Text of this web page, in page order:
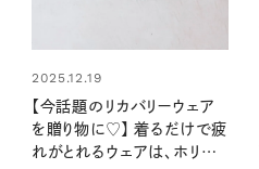
2025.12.19
【今話題のリカバリーウェア
を贈り物に♡】 着るだけで疲
れがとれるウェアは、ホリデ